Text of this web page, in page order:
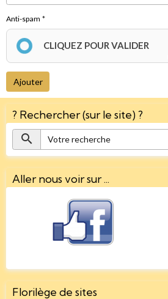
Anti-spam
CLIQUEZ POUR VALIDER
Ajouter
? Rechercher (sur le site) ?
Aller nous voir sur ...
Florilège de sites